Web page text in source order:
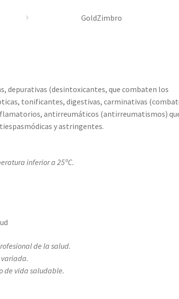
GoldZimbro
depurativas (desintoxicantes, que combaten los
tonificantes, digestivas, carminativas
antirreumáticos (antirreumatismos)
y astringentes.
inferior a 25ºC.
de la salud.
de vida saludable.